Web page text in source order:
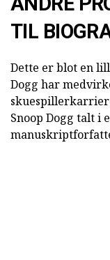
TIL
Dette er blot en
Dogg har
Snoop Dogg talt i